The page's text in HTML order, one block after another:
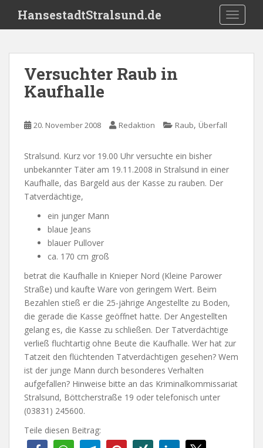
i
HansestadtStralsund.de
Versuchter Raub in
Kaufhalle
20. November 2008 Redaktion Raub, Überfall
Stralsund. Kurz vor 19.00 Uhr versuchte ein bisher
unbekannter Täter am 19.11.2008 in Stralsund in einer
Kaufhalle, das Bargeld aus der Kasse zu rauben. Der
Tatverdächtige,
ein junger Mann
blaue Jeans
blauer Pullover
ca. 170 cm groß
betrat die Kaufhalle in Knieper Nord (Kleine Parower
Straße) und kaufte Ware von geringem Wert. Beim
Bezahlen stieß er die 25-jährige Angestellte zu Boden,
die gerade die Kasse geöffnet hatte. Der Angestellten
gelang es, die Kasse zu schließen. Der Tatverdächtige
verließ fluchtartig ohne Beute die Kaufhalle. Wer hat zur
Tatzeit den flüchtenden Tatverdächtigen gesehen? Wem
ist der junge Mann durch besonderes Verhalten
aufgefallen? Hinweise bitte an das Kriminalkommissariat
Stralsund, Böttcherstraße 19 oder telefonisch unter
(03831) 245600.
Teile diesen Beitrag: